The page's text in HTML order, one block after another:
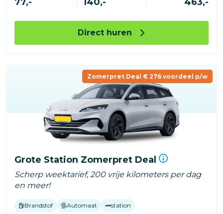
77,- 140,- 463,-
Direct huren
Zomerpret Deal € 276 voordeel p/w
Grote Station Zomerpret Deal
Scherp weektarief, 200 vrije kilometers per dag
en meer!
Brandstof Automaat station